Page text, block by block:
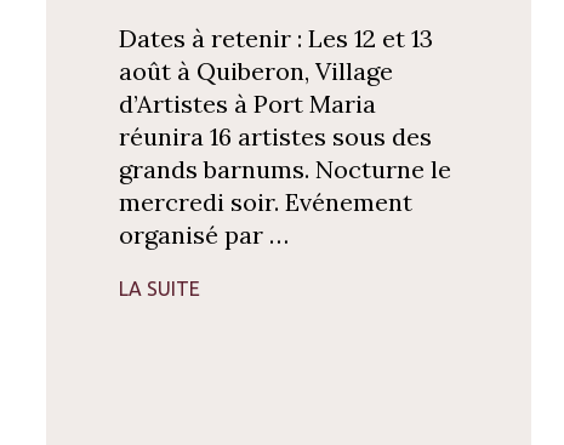
Dates à retenir : Les 12 et 13
août à Quiberon, Village
d’Artistes à Port Maria
réunira 16 artistes sous des
grands barnums. Nocturne le
mercredi soir. Evénement
organisé par …
LA SUITE